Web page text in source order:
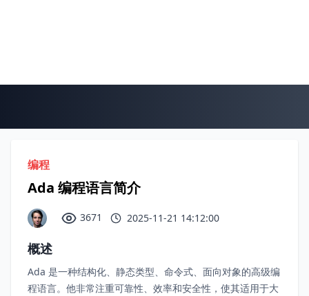
编程
Ada 编程语言简介
3671 2025-11-21 14:12:00
概述
Ada 是一种结构化、静态类型、命令式、面向对象的高级编
程语言。他非常注重可靠性、效率和安全性，使其适用于大